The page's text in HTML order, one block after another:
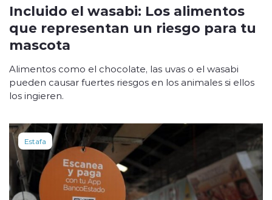
Incluido el wasabi: Los alimentos
que representan un riesgo para tu
mascota
Alimentos como el chocolate, las uvas o el wasabi
pueden causar fuertes riesgos en los animales si ellos
los ingieren.
Estafa